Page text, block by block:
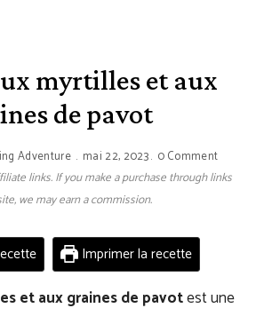
myrtilles et aux
de pavot
Adventure mai 22, 2023 0 Comment
links. If you make a purchase through links
we may earn a commission.
Imprimer la recette
et aux graines de pavotest une